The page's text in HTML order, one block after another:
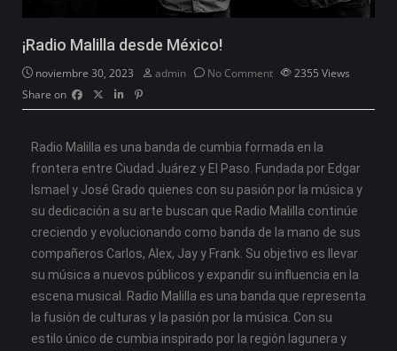
¡Radio Malilla desde México!
noviembre 30, 2023 admin No Comment 2355 Views
Share on
Radio Malilla es una banda de cumbia formada en la
frontera entre Ciudad Juárez y El Paso. Fundada por Edgar
Ismael y José Grado quienes con su pasión por la música y
su dedicación a su arte buscan que Radio Malilla continúe
creciendo y evolucionando como banda de la mano de sus
compañeros Carlos, Alex, Jay y Frank. Su objetivo es llevar
su música a nuevos públicos y expandir su influencia en la
escena musical.
Radio Malilla es una banda que representa
la fusión de culturas y la pasión por la música. Con su
estilo único de cumbia inspirado por la región lagunera y